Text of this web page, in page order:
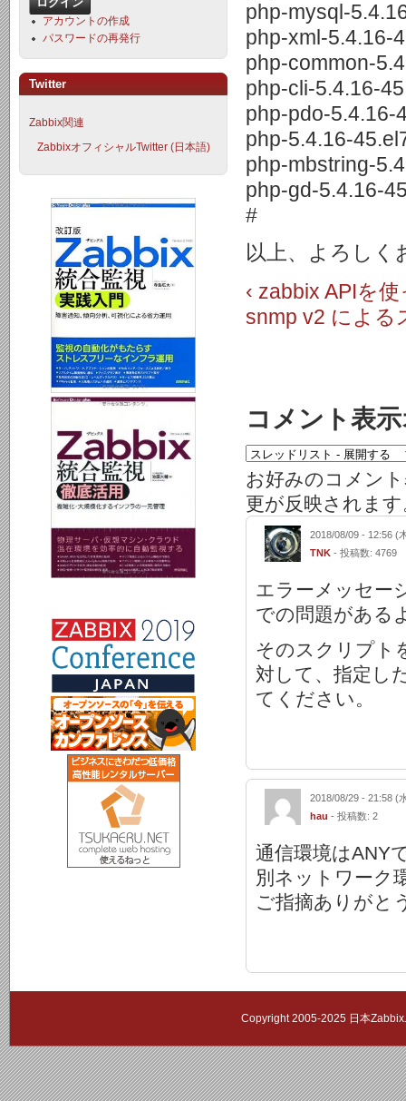
php-mysql-
php-xml-5.4.16-
php-common-
php-cli-5.4.16-
php-pdo-5.4.16-
php-5.4.16-
php-mbstring-
php-gd-5.4.16-
#
以上、よろしく
‹ zabbix APIを
snmp v2 による
コメント表
お好みのコメン
更が反映されます
2018/08/09 - 12:56 (
TNK - 投稿数: 4769
エラーメッセー
での問題がある
そのスクリプト
対して、指定し
てください。
2018/08/29 - 21:58 (
hau - 投稿数: 2
通信環境はANY
別ネットワーク
ご指摘ありがと
アカウントの作成
パスワードの再発行
Twitter
Zabbix関連
ZabbixオフィシャルTwitter (日本語)
Copyright 2005-2025 日本